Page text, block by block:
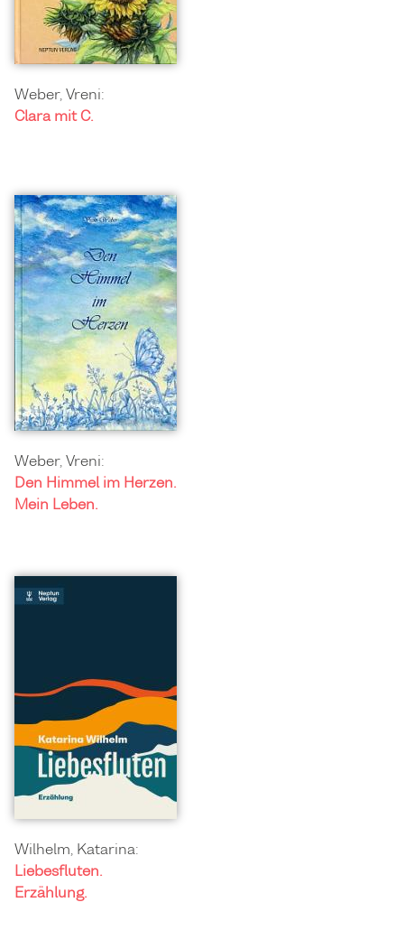
Weber, Vreni:
Clara mit C.
Weber, Vreni:
Den Himmel im Herzen.
Mein Leben.
Wilhelm, Katarina:
Liebesfluten.
Erzählung.